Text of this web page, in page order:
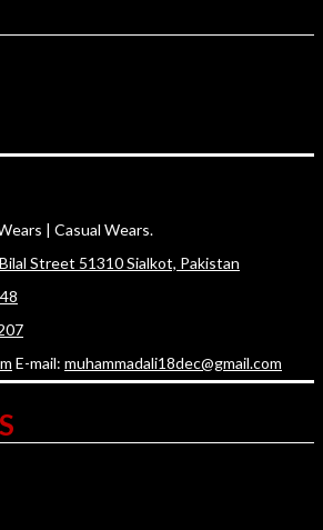
| Casual Wears.
Street 51310 Sialkot, Pakistan
E-mail: muhammadali18dec@gmail.com